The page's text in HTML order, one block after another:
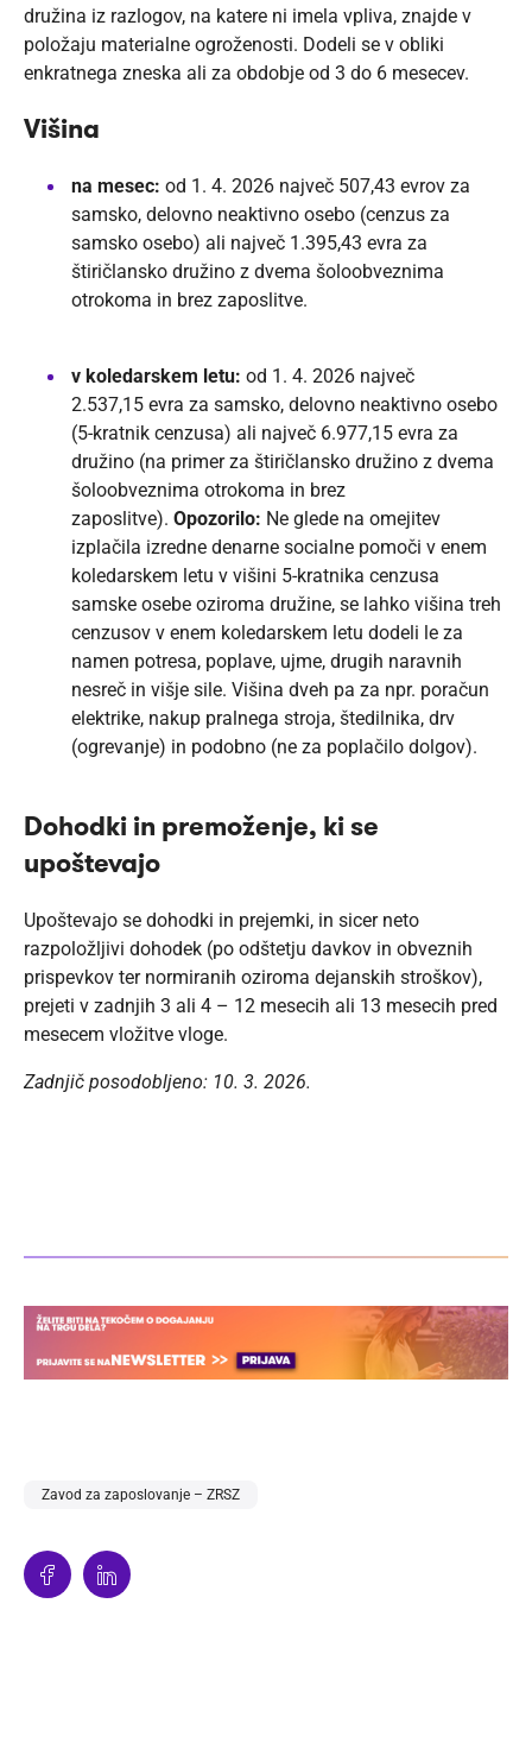
družina iz razlogov, na katere ni imela vpliva, znajde v
položaju materialne ogroženosti. Dodeli se v obliki
enkratnega zneska ali za obdobje od 3 do 6 mesecev.
Višina
na mesec: od 1. 4. 2026 največ 507,43 evrov za
samsko, delovno neaktivno osebo (cenzus za
samsko osebo) ali največ 1.395,43 evra za
štiričlansko družino z dvema šoloobveznima
otrokoma in brez zaposlitve.
v koledarskem letu: od 1. 4. 2026 največ
2.537,15 evra za samsko, delovno neaktivno osebo
(5-kratnik cenzusa) ali največ 6.977,15 evra za
družino (na primer za štiričlansko družino z dvema
šoloobveznima otrokoma in brez
zaposlitve). Opozorilo: Ne glede na omejitev
izplačila izredne denarne socialne pomoči v enem
koledarskem letu v višini 5-kratnika cenzusa
samske osebe oziroma družine, se lahko višina treh
cenzusov v enem koledarskem letu dodeli le za
namen potresa, poplave, ujme, drugih naravnih
nesreč in višje sile. Višina dveh pa za npr. poračun
elektrike, nakup pralnega stroja, štedilnika, drv
(ogrevanje) in podobno (ne za poplačilo dolgov).
Dohodki in premoženje, ki se
upoštevajo
Upoštevajo se dohodki in prejemki, in sicer neto
razpoložljivi dohodek (po odštetju davkov in obveznih
prispevkov ter normiranih oziroma dejanskih stroškov),
prejeti v zadnjih 3 ali 4 – 12 mesecih ali 13 mesecih pred
mesecem vložitve vloge.
Zadnjič posodobljeno: 10. 3. 2026.
Zavod za zaposlovanje – ZRSZ